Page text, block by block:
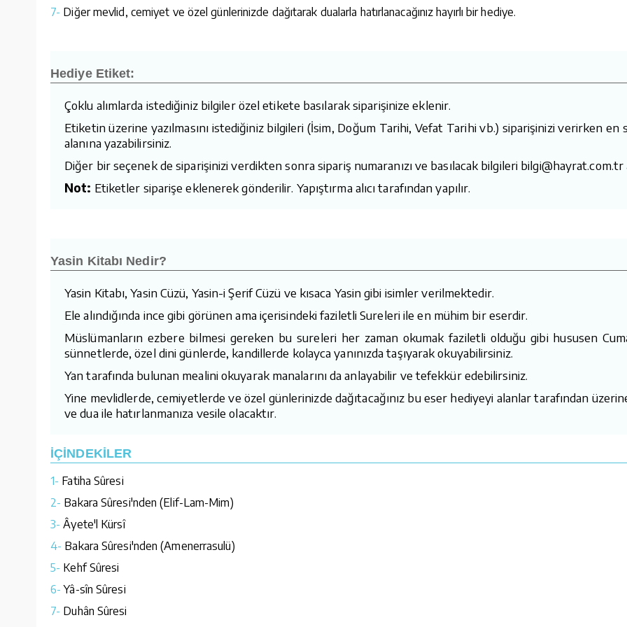
7- Diğer mevlid, cemiyet ve özel günlerinizde dağıtarak dualarla hatırlanacağınız hayırlı bir hediye.
Hediye Etiket:
Çoklu alımlarda istediğiniz bilgiler özel etikete basılarak siparişinize eklenir.
Etiketin üzerine yazılmasını istediğiniz bilgileri (İsim, Doğum Tarihi, Vefat Tarihi vb.) siparişinizi verirken
alanına yazabilirsiniz.
Diğer bir seçenek de siparişinizi verdikten sonra sipariş numaranızı ve basılacak bilgileri
Not: Etiketler siparişe eklenerek gönderilir. Yapıştırma alıcı tarafından yapılır.
Yasin Kitabı Nedir?
Yasin Kitabı, Yasin Cüzü, Yasin-i Şerif Cüzü ve kısaca Yasin gibi isimler verilmektedir.
Ele alındığında ince gibi görünen ama içerisindeki faziletli Sureleri ile en mühim bir eserdir.
Müslümanların ezbere bilmesi gereken bu sureleri her zaman okumak faziletli olduğu gibi hususen
sünnetlerde, özel dini günlerde, kandillerde kolayca yanınızda taşıyarak okuyabilirsiniz.
Yan tarafında bulunan mealini okuyarak manalarını da anlayabilir ve tefekkür edebilirsiniz.
Yine mevlidlerde, cemiyetlerde ve özel günlerinizde dağıtacağınız bu eser hediyeyi alanlar tarafından
ve dua ile hatırlanmanıza vesile olacaktır.
İÇİNDEKİLER
1- Fatiha Sûresi
2- Bakara Sûresi'nden (Elif-Lam-Mim)
3- Âyete'l Kürsî
4- Bakara Sûresi'nden (Amenerrasulü)
5- Kehf Sûresi
6- Yâ-sîn Sûresi
7- Duhân Sûresi